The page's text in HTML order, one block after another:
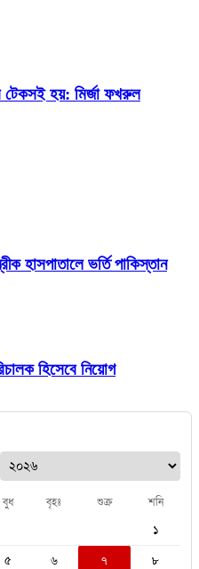
টেকসই হয়: মির্জা ফখরুল
হাসপাতালে ভর্তি পাকিস্তান
হিসেবে নিয়োগ
বুধ বৃহঃ শুক্র শনি
১
৫ ৬ ৭ ৮